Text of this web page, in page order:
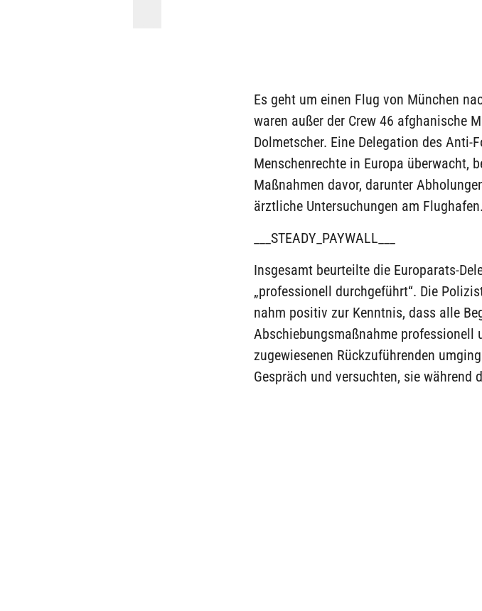
Es geht um einen Flug von München
waren außer der Crew 46 afghanische
Dolmetscher. Eine Delegation des Anti-
Menschenrechte in Europa überwacht,
Maßnahmen davor, darunter
ärztliche Untersuchungen am Flughafen.
___STEADY_PAYWALL___
Insgesamt beurteilte die Europarats-
„professionell durchgeführt“. Die
nahm positiv zur Kenntnis, dass alle
Abschiebungsmaßnahme professionell
zugewiesenen Rückzuführenden
Gespräch und versuchten, sie während